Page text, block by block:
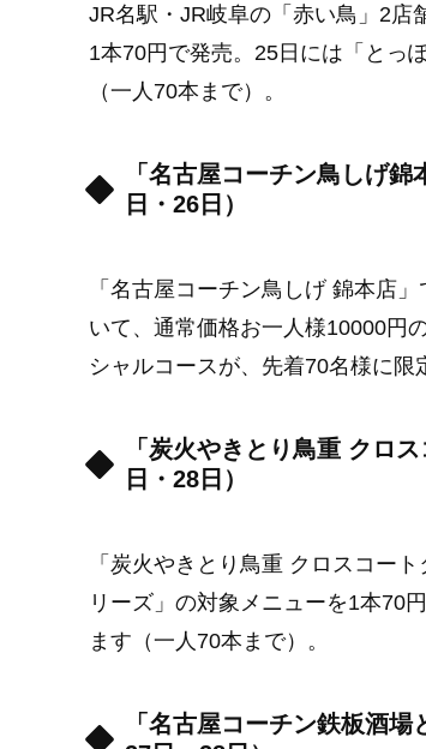
JR名駅・JR岐阜の「赤い鳥」2店
1本70円で発売。25日には「とっ
（一人70本まで）。
「名古屋コーチン鳥しげ
日・26日）
「名古屋コーチン鳥しげ 錦本店
いて、通常価格お一人様10000円
シャルコースが、先着70名様に限
「炭火やきとり鳥重 クロ
日・28日）
「炭火やきとり鳥重 クロスコー
リーズ」の対象メニューを1本70
ます（一人70本まで）。
「名古屋コーチン鉄板酒